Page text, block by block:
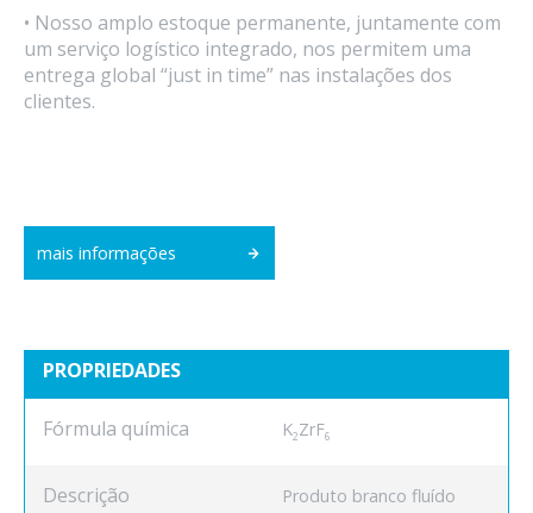
• Nosso amplo estoque permanente, juntamente com
um serviço logístico integrado, nos permitem uma
entrega global “just in time” nas instalações dos
clientes.
mais informações
PROPRIEDADES
Fórmula química K2ZrF6
Descrição Produto branco fluído